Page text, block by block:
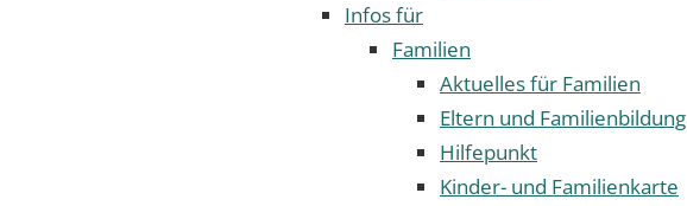
Infos für
Familien
Aktuelles für Familien
Eltern und Familienbildung
Hilfepunkt
Kinder- und Familienkarte